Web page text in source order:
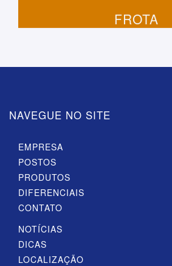
FROTA
NAVEGUE NO SITE
EMPRESA
POSTOS
PRODUTOS
DIFERENCIAIS
CONTATO
NOTÍCIAS
DICAS
LOCALIZAÇÃO